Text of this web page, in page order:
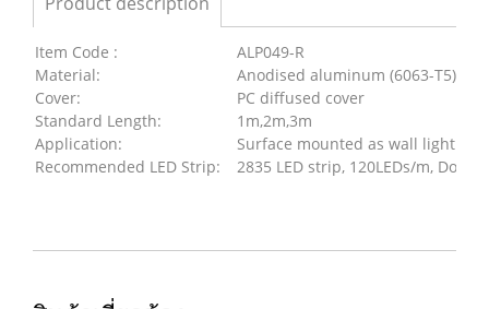
Item Code :
Material:
Cover:
Standard Length:
Application:
Recommended LED Strip:
ALP049-R
Anodised aluminum (6063-T5)
PC diffused cover
1m,2m,3m
Surface mounted as wall light
2835 LED strip, 120LEDs/m,